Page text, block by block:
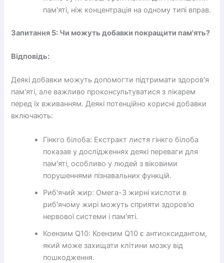
пам'яті, ніж концентрація на одному типі вправ.
Запитання 5: Чи можуть добавки покращити пам'ять?
Відповідь:
Деякі добавки можуть допомогти підтримати здоров'я
пам'яті, але важливо проконсультуватися з лікарем
перед їх вживанням. Деякі потенційно корисні добавки
включають:
Гінкго білоба: Екстракт листя гінкго білоба
показав у дослідженнях деякі переваги для
пам'яті, особливо у людей з віковими
порушеннями пізнавальних функцій.
Риб'ячий жир: Омега-3 жирні кислоти в
риб'ячому жирі можуть сприяти здоров'ю
нервової системи і пам'яті.
Коензим Q10: Коензим Q10 є антиоксидантом,
який може захищати клітини мозку від
пошкодження.